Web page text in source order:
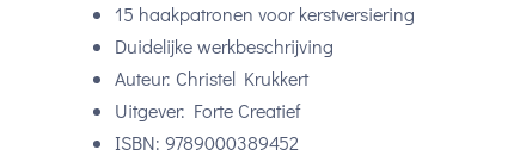
15 haakpatronen voor kerstversiering
Duidelijke werkbeschrijving
Auteur: Christel Krukkert
Uitgever: Forte Creatief
ISBN: 9789000389452